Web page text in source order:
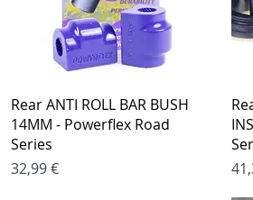
Greita peržiūra
Rear ANTI ROLL BAR BUSH
14MM - Powerflex Road
Series
Kaina
32,99 €